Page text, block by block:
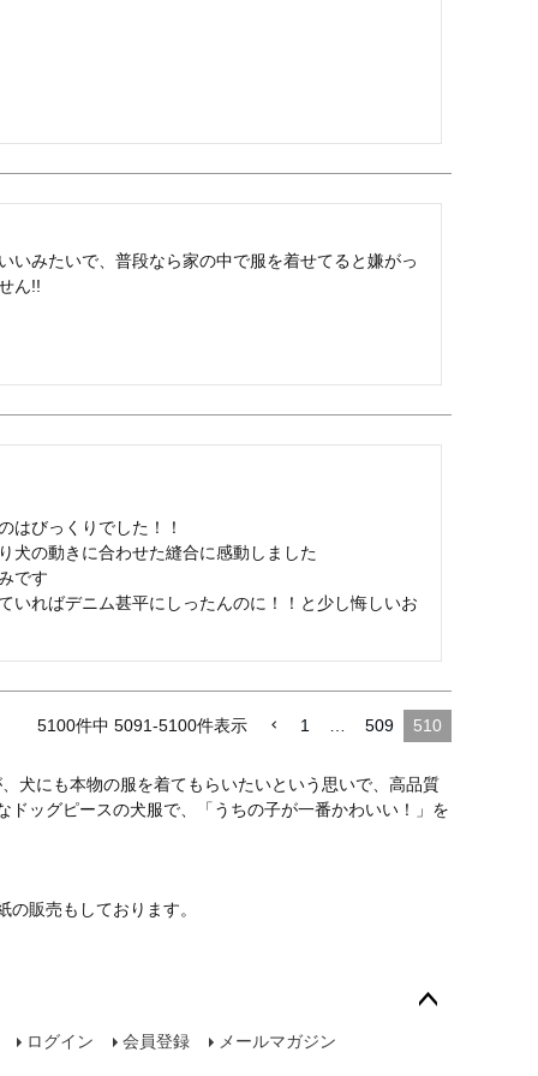
いみたいで、普段なら家の中で服を着せてると嫌がっ
ん!!
はびっくりでした！！
犬の動きに合わせた縫合に感動しました
です
いればデニム甚平にしったんのに！！と少し悔しいお
5100件中 5091-5100件表示 1 509 510
犬にも本物の服を着てもらいたいという思いで、高品質
ッグピースの犬服で、「うちの子が一番かわいい！」を
販売もしております。
ログイン 会員登録
メールマガジン